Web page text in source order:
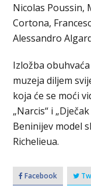
Nicolas Poussin,
Cortona,
Alessandro
Izložba
muzeja diljem
koja će se moći
„Narcis“ i
Beninijev model
Richelieua.
Facebook